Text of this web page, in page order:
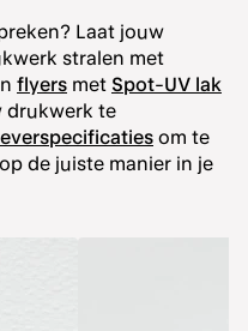
Laat jouw
stralen met
flyers met Spot-UV lak
drukwerk te
om te
de juiste manier in je